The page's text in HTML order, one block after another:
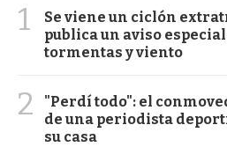
1
Se viene un ciclón
publica un aviso
tormentas y viento
2
"Perdí todo": el
de una periodista
su casa